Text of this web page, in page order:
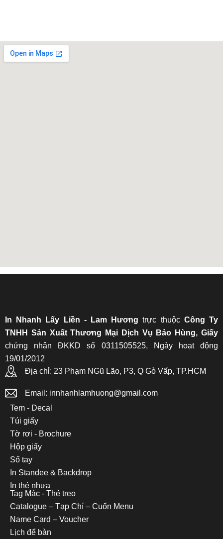
In Nhanh Lấy Liền - Lam Hương trực thuộc Công Ty
TNHH Sản Xuất Thương Mại Dịch Vụ Bảo Hùng, Giấy
chứng nhận ĐKKD số 0311505525, Ngày hoạt động
19/01/2012
Địa chỉ: 23 Phạm NGũ Lão, P3, Q Gò Vấp, TP.HCM
Email: innhanhlamhuong@gmail.com
Tem - Decal
Túi giấy
Tờ rơi - Brochure
Hộp giấy
Sổ tay
In Standee & Backdrop
In thẻ nhựa
Tag Mác - Thẻ treo
Catalogue – Tạp Chí – Cuốn Menu
Name Card – Voucher
Lịch để bàn